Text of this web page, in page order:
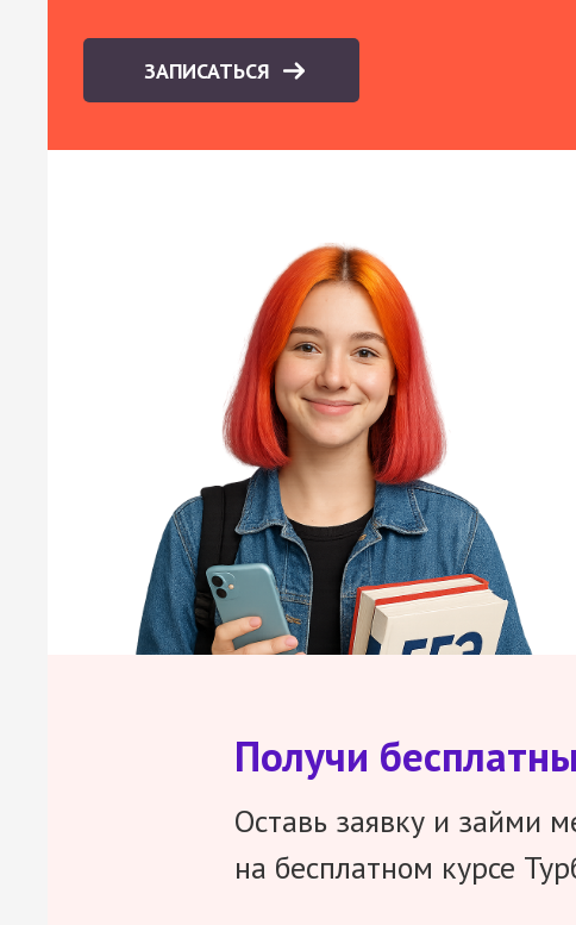
ЗАПИСАТЬСЯ
Получи
Оставь заявку и займи
на бесплатном курсе